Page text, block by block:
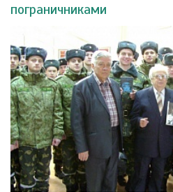
пограничниками